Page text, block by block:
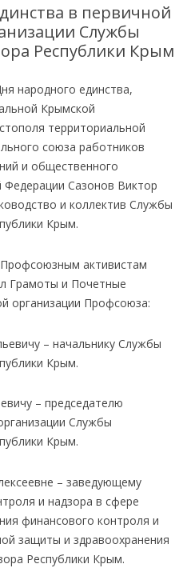
в первичной
Службы
Республики Крым
народного единства,
Крымской
территориальной
союза работников
и общественного
Федерации Сазонов Виктор
и коллектив Службы
Крым.
активистам
Грамоты и Почетные
организации Профсоюза:
– начальнику Службы
Крым.
– председателю
Службы
Крым.
– заведующему
и надзора в сфере
финансового контроля и
защиты и здравоохранения
Республики Крым.